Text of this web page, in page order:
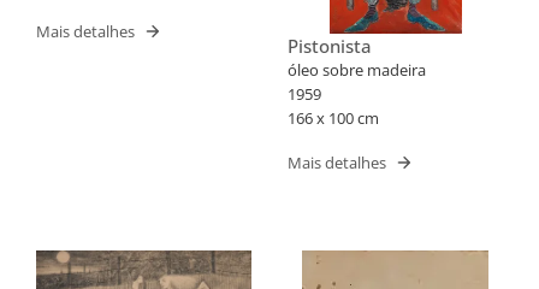
Mais detalhes
Pistonista
óleo sobre madeira
1959
166 x 100 cm
Mais detalhes